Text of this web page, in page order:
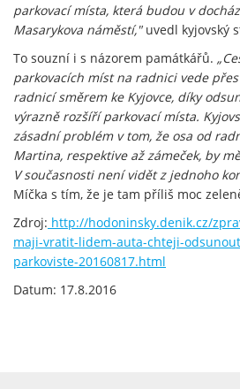
parkovací místa, která budou v
Masarykova náměstí,"uvedl kyjovský
To souzní i s názorem památkářů.
parkovacích míst na radnici vede
radnicí směrem ke Kyjovce, díky
výrazně rozšíří parkovací místa.
zásadní problém v tom, že osa od
Martina, respektive až zámeček, by
V současnosti není vidět z jednoho
Míčka s tím, že je tam příliš moc
Zdroj: http://hodoninsky.denik.cz/
maji-vratit-lidem-auta-chteji-
parkoviste-20160817.html
Datum: 17.8.2016